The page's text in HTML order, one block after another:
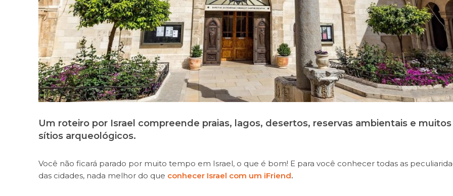
Um roteiro por Israel compreende praias, lagos, desertos, reservas ambientais e muitos
sítios arqueológicos.
Você não ficará parado por muito tempo em Israel, o que é bom! E para você conhecer todas as
das cidades, nada melhor do que conhecer Israel com um iFriend.